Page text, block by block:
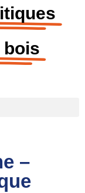
bois
–